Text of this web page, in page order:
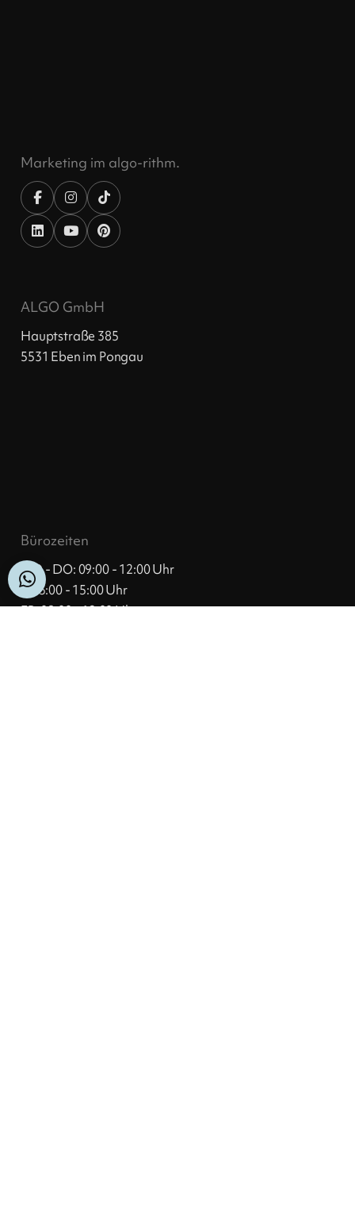
Marketing im algo-rithm.
ALGO GmbH
Hauptstraße 385
5531 Eben im Pongau
Bürozeiten
MO - DO: 09:00 - 12:00 Uhr
& 13:00 - 15:00 Uhr
FR: 09:00 - 12:00 Uhr